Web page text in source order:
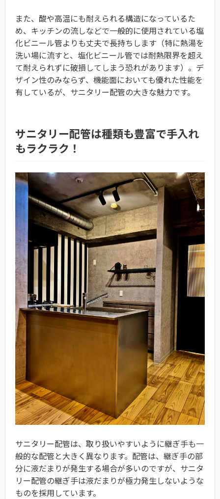
また、酸や高温にも耐えられる構造になっているた
め、キッチンの流しなどで一般的に使用されている塩
化ビニール管よりも丈夫で長持ちします（特に熱湯を
洗い場に流すと、塩化ビニール管では耐熱限界を超え
て耐えられずに破損してしまう恐れがあります）。デ
ザイン性のみならず、機能面においても優れた性能を
有しているが、サニタリー配管の大きな魅力です。
サニタリー配管は種類も豊富で手入れ
もラクラク！
サニタリー配管は、取り扱いやすいように継ぎ手も一
般的な配管と大きく異なります。配管は、継ぎ手の部
分に液だまりが発生する場合が多いのですが、サニタ
リー配管の継ぎ手は液だまりが極力発生しないような
ものを採用しています。